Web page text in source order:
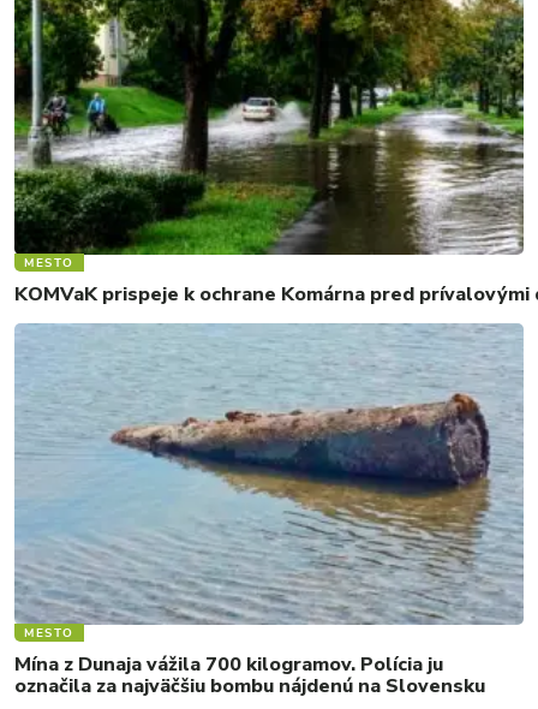
MESTO
KOMVaK prispeje k ochrane Komárna pred
MESTO
Mína z Dunaja vážila 700 kilogramov. Polícia ju
označila za najväčšiu bombu nájdenú na Slovensku